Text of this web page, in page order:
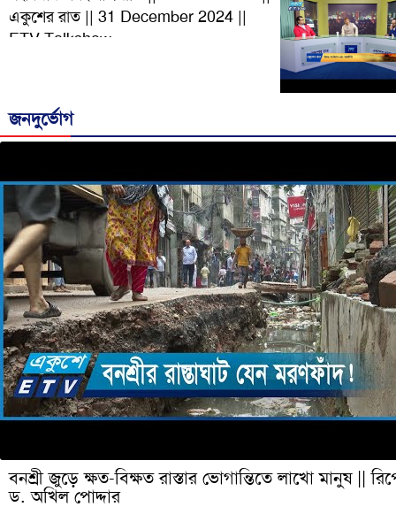
একুশের রাত || 31 December 2024 ||
ETV Talkshow
জনদুর্ভোগ
বনশ্রী জুড়ে ক্ষত-বিক্ষত রাস্তার ভোগান্তিতে লাখো মানুষ ||
ড. অখিল পোদ্দার